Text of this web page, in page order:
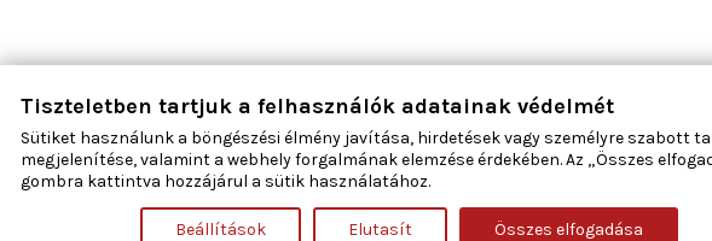
bal első
2
elektromos
Tiszteletben tartjuk a felhasználók adatainak védelmét
Sütiket használunk a böngészési élmény javítása, hirdetések vagy személyre szabott
megjelenítése, valamint a webhely forgalmának elemzése érdekében. Az „Összes
gombra kattintva hozzájárul a sütik használatához.
Beállítások Elutasít Összes elfogadása